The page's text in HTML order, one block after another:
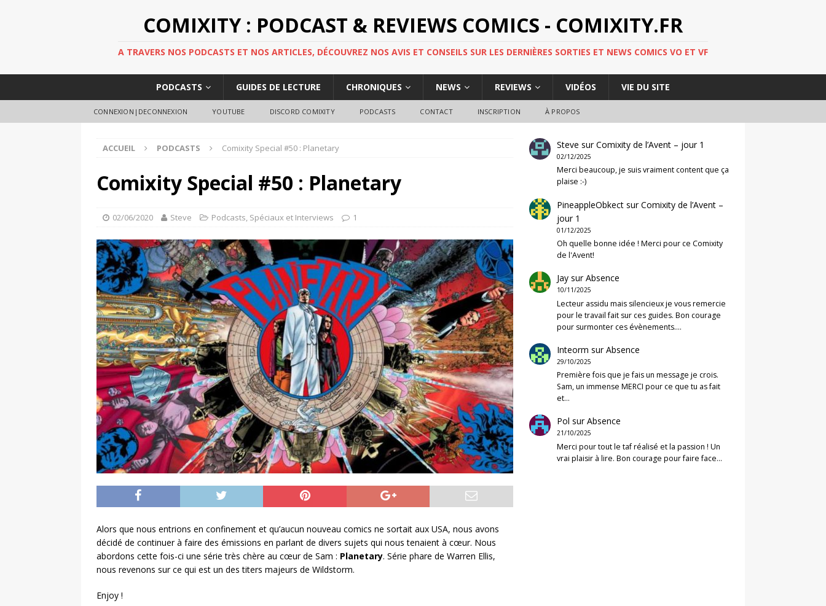
COMIXITY : PODCAST & REVIEWS COMICS - COMIXITY.FR
A TRAVERS NOS PODCASTS ET NOS ARTICLES, DÉCOUVREZ NOS AVIS ET CONSEILS SUR LES DERNIÈRES SORTIES ET NEWS COMICS VO ET VF
PODCASTS GUIDES DE LECTURE CHRONIQUES NEWS REVIEWS VIDÉOS VIE DU SITE
CONNEXION|DECONNEXION YOUTUBE DISCORD COMIXITY PODCASTS CONTACT INSCRIPTION À PROPOS
ACCUEIL PODCASTS Comixity Special #50 : Planetary
Comixity Special #50 : Planetary
02/06/2020 Steve Podcasts, Spéciaux et Interviews 1
Alors que nous entrions en confinement et qu’aucun nouveau comics ne sortait aux USA, nous avons
décidé de continuer à faire des émissions en parlant de divers sujets qui nous tenaient à cœur. Nous
abordons cette fois-ci une série très chère au cœur de Sam : Planetary. Série phare de Warren Ellis,
nous revenons sur ce qui est un des titers majeurs de Wildstorm.
Enjoy !
Steve surComixity de l’Avent – jour 1
02/12/2025
Merci beaucoup, je suis vraiment content que ça
plaise :-)
PineappleObkect surComixity de l’Avent –
jour 1
01/12/2025
Oh quelle bonne idée ! Merci pour ce Comixity
de l'Avent!
Jay surAbsence
10/11/2025
Lecteur assidu mais silencieux je vous remercie
pour le travail fait sur ces guides. Bon courage
pour surmonter ces évènements.…
Inteorm surAbsence
29/10/2025
Première fois que je fais un message je crois.
Sam, un immense MERCI pour ce que tu as fait
et…
Pol surAbsence
21/10/2025
Merci pour tout le taf réalisé et la passion ! Un
vrai plaisir à lire. Bon courage pour faire face…